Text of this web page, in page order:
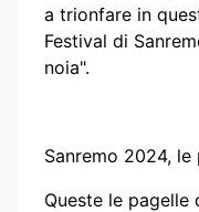
a trionfare in
Festival di
noia".
Sanremo 2024,
Queste le